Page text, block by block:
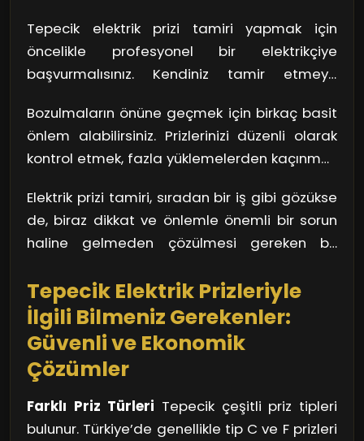
kaybetmesine neden olur. Örneğin, evde
kullandığımız elektrikli aletlerin sayısı arttıkça,
prizler üzerindeki yük de artar. Bu, zamanla
kısa devre veya yangın riski oluşturabilir.
Kulağa korkutucu geliyor, değil mi?
Tepecik elektrik prizi tamiri yapmak için
öncelikle profesyonel bir elektrikçiye
başvurmalısınız. Kendiniz tamir etmeye
an meselesi olabilir. Elektrik işlerinin uzmanlık
gerektirdiğini unutmamalısınız. Uzman bir
ekip, sorunları tespit edip, güvenlik
standartlarına uygun bir şekilde tamirat
yapar. Böylece, evdeki elektrik sisteminin
güvenliğini sağlamış olursunuz.
Bozulmaların önüne geçmek için birkaç basit
önlem alabilirsiniz. Prizlerinizi düzenli olarak
kontrol etmek, fazla yüklemelerden kaçınmak
bulunduğundan emin olmak, hem
güvenliğinizi hem de cihazlarınızı korur.
Değiştirmeniz gereken eski prizleri zamanında
Elektrik prizi tamiri, sıradan bir iş gibi gözükse
de, biraz dikkat ve önlemle önemli bir sorun
haline gelmeden çözülmesi gereken bir
yaşamında bu küçük ama hayati detayları
ihmal etmemek önemlidir.
Tepecik Elektrik Prizleriyle
İlgili Bilmeniz Gerekenler:
Güvenli ve Ekonomik
Çözümler
Farklı Priz Türleri Tepecik çeşitli priz tipleri
bulunur. Türkiye’de genellikle tip C ve F prizleri